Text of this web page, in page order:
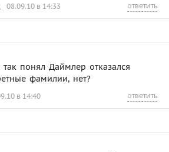
08.09.10 в 14:33 ответить
понял Даймлер отказался
фамилии, нет?
в 14:40 ответить